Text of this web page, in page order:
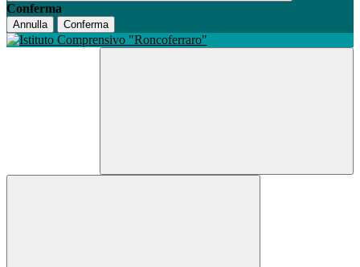
Conferma
Annulla Conferma